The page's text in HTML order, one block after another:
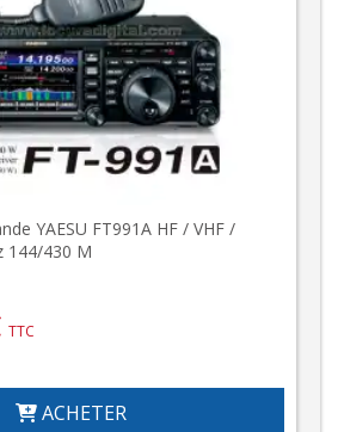
YAESU FT991A HF / VHF /
144/430 M
TTC
ACHETER